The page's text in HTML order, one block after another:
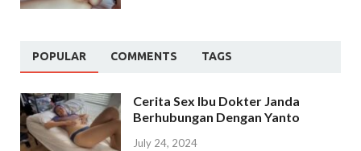
POPULAR COMMENTS TAGS
Cerita Sex Ibu Dokter Janda
Berhubungan Dengan Yanto
July 24, 2024